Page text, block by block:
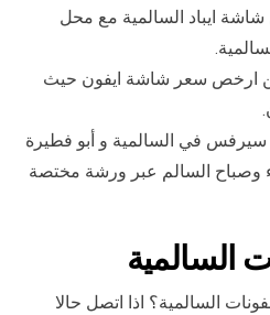
ايباد السالمية مع محل
ارخص سعر شاشة ايفون حيث
في السالمية و أبو فطيرة
وصباح السالم عبر ورشة مختصة
السالمية
السالمية؟ اذا اتصل حالا